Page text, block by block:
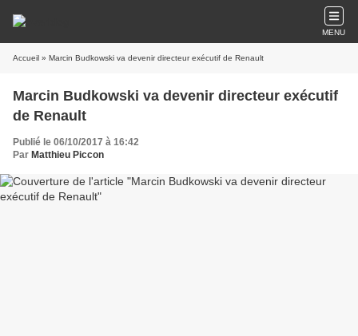
MENU
Accueil » Marcin Budkowski va devenir directeur exécutif de Renault
Marcin Budkowski va devenir directeur exécutif
de Renault
Publié le 06/10/2017 à 16:42
Par Matthieu Piccon